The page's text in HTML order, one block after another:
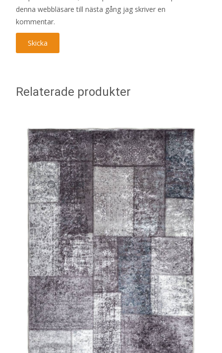
denna webbläsare till nästa gång jag skriver en
kommentar.
Relaterade produkter